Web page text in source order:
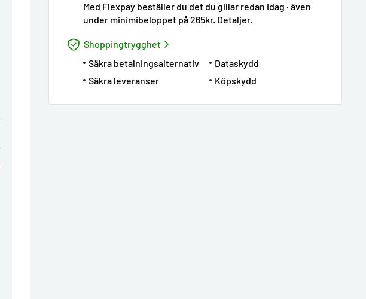
Med Flexpay beställer du det du gillar redan idag · även
under minimibeloppet på 265kr. Detaljer.
Shoppingtrygghet
Säkra betalningsalternativ
Dataskydd
Säkra leveranser
Köpskydd